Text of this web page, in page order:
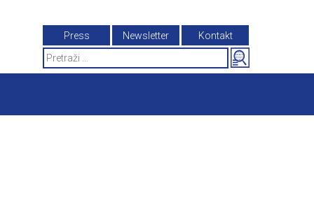
Press Newsletter
Kontakt
Search
for: